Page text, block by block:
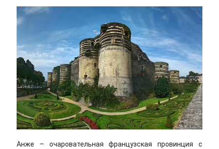
Анже – очаровательная французская провинция с